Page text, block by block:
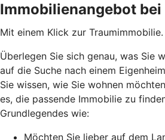
Immobilienangebot bei
Mit einem Klick zur Traumimmobilie.
Überlegen Sie sich genau, was Sie
auf die Suche nach einem
Sie wissen, wie Sie wohnen
es, die passende Immobilie zu
Grundlegendes wie:
Möchten Sie lieber auf dem